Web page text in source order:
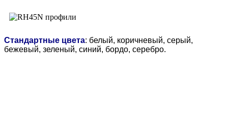
Стандартные цвета: белый, коричневый, серый,
бежевый, зеленый, синий, бордо, серебро.